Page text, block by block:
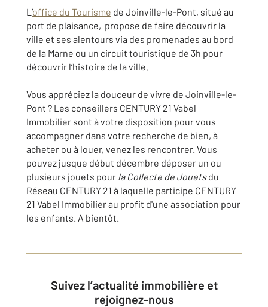
L’office du Tourisme de Joinville-le-Pont, situé au
port de plaisance, propose de faire découvrir la
ville et ses alentours via des promenades au bord
de la Marne ou un circuit touristique de 3h pour
découvrir l’histoire de la ville.
Vous appréciez la douceur de vivre de Joinville-le-
Pont ? Les conseillers CENTURY 21 Vabel
Immobilier sont à votre disposition pour vous
accompagner dans votre recherche de bien, à
acheter ou à louer, venez les rencontrer. Vous
pouvez jusque début décembre déposer un ou
plusieurs jouets pour la Collecte de Jouetsdu
Réseau CENTURY 21 à laquelle participe CENTURY
21 Vabel Immobilier au profit d'une association pour
les enfants. A bientôt.
Suivez l’actualité immobilière et
rejoignez-nous